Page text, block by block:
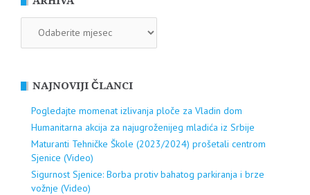
NAJNOVIJI ČLANCI
Pogledajte momenat izlivanja ploče za Vladin dom
Humanitarna akcija za najugroženijeg mladića iz Srbije
Maturanti Tehničke Škole (2023/2024) prošetali centrom
Sjenice (Video)
Sigurnost Sjenice: Borba protiv bahatog parkiranja i brze
vožnje (Video)